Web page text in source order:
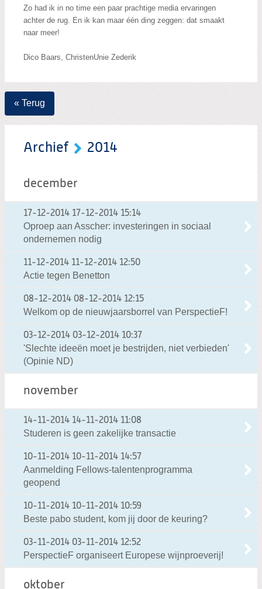
Zo had ik in no time een paar prachtige media ervaringen
achter de rug. En ik kan maar één ding zeggen: dat smaakt
naar meer!
Dico Baars, ChristenUnie Zederik
« Terug
Archief 2014
december
17-12-2014 17-12-2014 15:14
Oproep aan Asscher: investeringen in sociaal
ondernemen nodig
11-12-2014 11-12-2014 12:50
Actie tegen Benetton
08-12-2014 08-12-2014 12:15
Welkom op de nieuwjaarsborrel van PerspectieF!
03-12-2014 03-12-2014 10:37
'Slechte ideeën moet je bestrijden, niet verbieden'
(Opinie ND)
november
14-11-2014 14-11-2014 11:08
Studeren is geen zakelijke transactie
10-11-2014 10-11-2014 14:57
Aanmelding Fellows-talentenprogramma
geopend
10-11-2014 10-11-2014 10:59
Beste pabo student, kom jij door de keuring?
03-11-2014 03-11-2014 12:52
PerspectieF organiseert Europese wijnproeverij!
oktober